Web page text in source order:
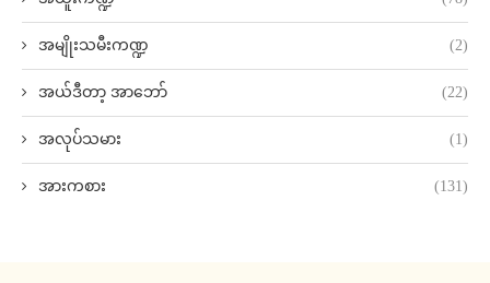
အမျိုးသမီးကဏ္ဍ (2)
အယ်ဒီတာ့ အာဘော် (22)
အလုပ်သမား (1)
အားကစား (131)